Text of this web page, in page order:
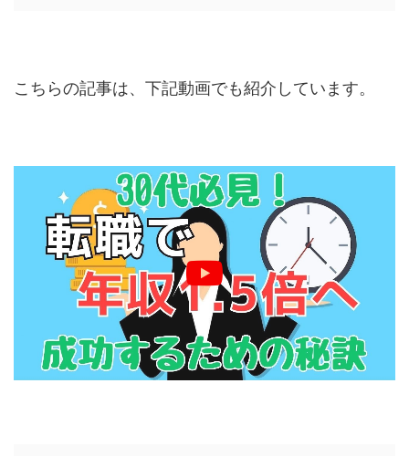
こちらの記事は、下記動画でも紹介しています。